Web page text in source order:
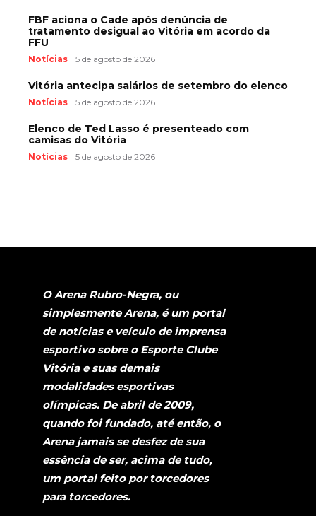
FBF aciona o Cade após denúncia de
tratamento desigual ao Vitória em acordo da
FFU
Notícias 5 de agosto de 2026
Vitória antecipa salários de setembro do elenco
Notícias 5 de agosto de 2026
Elenco de Ted Lasso é presenteado com
camisas do Vitória
Notícias 5 de agosto de 2026
O Arena Rubro-Negra, ou
simplesmente Arena, é um portal
de notícias e veículo de imprensa
esportivo sobre o Esporte Clube
Vitória e suas demais
modalidades esportivas
olímpicas. De abril de 2009,
quando foi fundado, até então, o
Arena jamais se desfez de sua
essência de ser, acima de tudo,
um portal feito por torcedores
para torcedores.